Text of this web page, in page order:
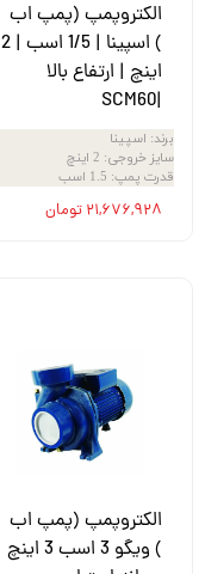
الکتروپمپ (پمپ اب
) اسپینا | 1/5 اسب | 2
اینچ | ارتفاع بالا
|SCM60
برند: اسپینا
سایز خروجی: 2 اینچ
قدرت پمپ: 1.5 اسب
۲۱,۶۷۶,۹۲۸ تومان
الکتروپمپ (پمپ اب
) ویگو 3 اسب 3 اینچ